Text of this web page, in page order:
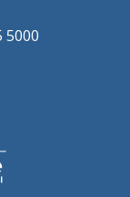
5000